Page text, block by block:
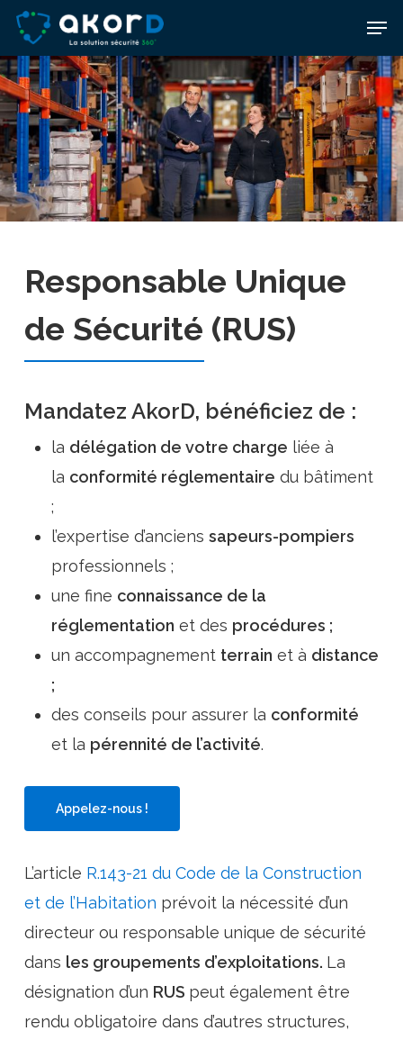
Skip
main
content
Responsable Unique
de Sécurité (RUS)
Mandatez AkorD, bénéficiez de :
la délégation de votre charge liée à
la conformité réglementaire du bâtiment
;
l’expertise d’anciens sapeurs-pompiers
professionnels ;
une fine connaissance de la
réglementation et des procédures ;
un accompagnement terrain et à distance
;
des conseils pour assurer la conformité
et la pérennité de l’activité.
Appelez-nous !
L’article R.143-21 du Code de la Construction
et de l’Habitation prévoit la nécessité d’un
directeur ou responsable unique de sécurité
dans les groupements d’exploitations. La
désignation d’un RUS peut également être
rendu obligatoire dans d’autres structures,